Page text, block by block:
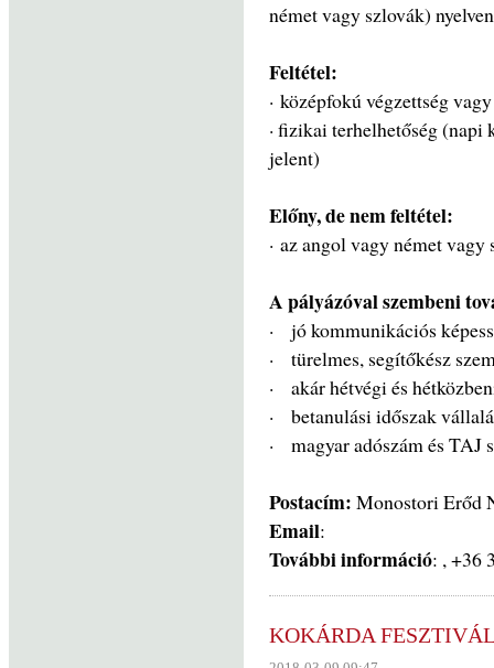
német vagy szlovák) nyelven
Feltétel:
· középfokú végzettség
· fizikai terhelhetőség
jelent)
Előny, de nem feltétel:
· az angol vagy német
A pályázóval szembeni
· jó kommunikációs
· türelmes, segítőkész
· akár hétvégi és
· betanulási időszak
· magyar adószám és TAJ
Postacím: Monostori Erőd
Email:
További információ: , +36
KOKÁRDA